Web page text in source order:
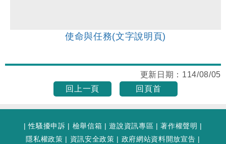
使命與任務(文字說明頁)
更新日期： 114/08/05
回上一頁
回頁首
|性騷擾申訴 | 檢舉信箱 |遊說資訊專區 |著作權聲明 |
隱私權政策 | 資訊安全政策 | 政府網站資料開放宣告 |